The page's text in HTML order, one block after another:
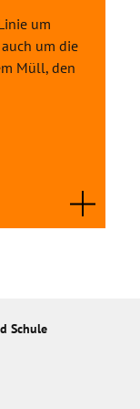
um
um die
Müll, den
Schule